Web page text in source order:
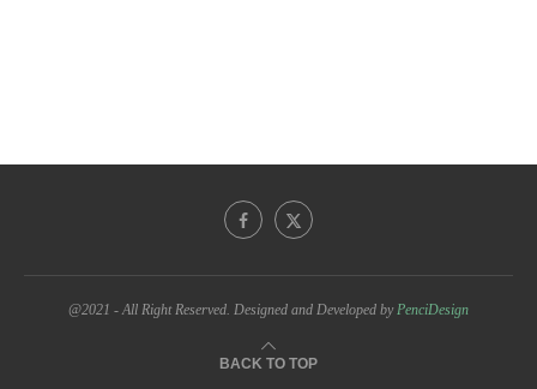
@2021 - All Right Reserved. Designed and Developed byPenciDesign
BACK TO TOP